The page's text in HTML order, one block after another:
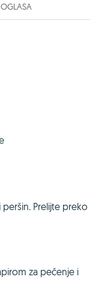
Prelijte preko
za pečenje i